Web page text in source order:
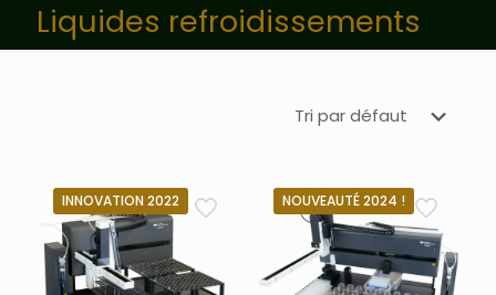
Liquides refroidissements
INNOVATION 2022 NOUVEAUTÉ 2024 !